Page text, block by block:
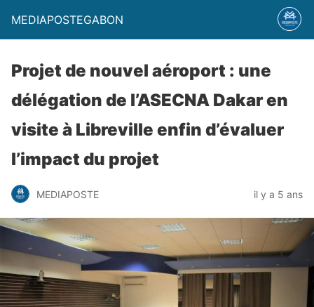
MEDIAPOSTEGABON
Projet de nouvel aéroport : une
délégation de l’ASECNA Dakar en
visite à Libreville enfin d’évaluer
l’impact du projet
MEDIAPOSTE il y a 5 ans